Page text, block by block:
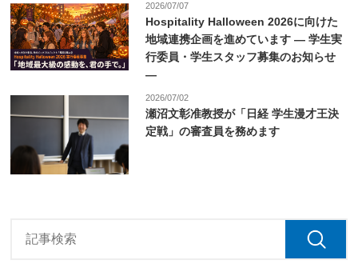
2026/07/07
Hospitality Halloween 2026に向けた
地域連携企画を進めています ― 学生実
行委員・学生スタッフ募集のお知らせ
―
2026/07/02
瀬沼文彰准教授が「日経 学生漫才王決
定戦」の審査員を務めます